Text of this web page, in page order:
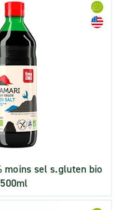
moins sel s.gluten bio
500ml